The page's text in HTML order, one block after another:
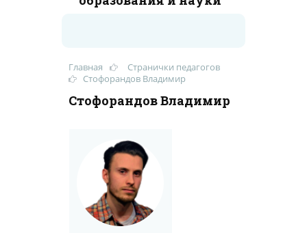
Главная
Странички педагогов
Стофорандов Владимир
Стофорандов Владимир